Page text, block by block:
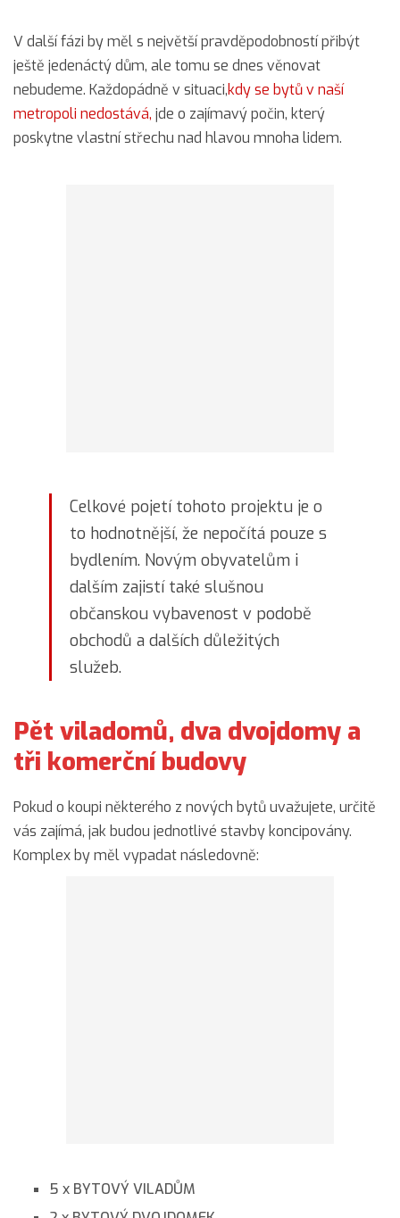
V další fázi by měl s největší pravděpodobností přibýt
ještě jedenáctý dům, ale tomu se dnes věnovat
nebudeme. Každopádně v situaci,kdy se bytů v naší
metropoli nedostává, jde o zajímavý počin, který
poskytne vlastní střechu nad hlavou mnoha lidem.
Celkové pojetí tohoto projektu je o
to hodnotnější, že nepočítá pouze s
bydlením. Novým obyvatelům i
dalším zajistí také slušnou
občanskou vybavenost v podobě
obchodů a dalších důležitých
služeb.
Pět viladomů, dva dvojdomy a
tři komerční budovy
Pokud o koupi některého z nových bytů uvažujete, určitě
vás zajímá, jak budou jednotlivé stavby koncipovány.
Komplex by měl vypadat následovně:
5 x BYTOVÝ VILADŮM